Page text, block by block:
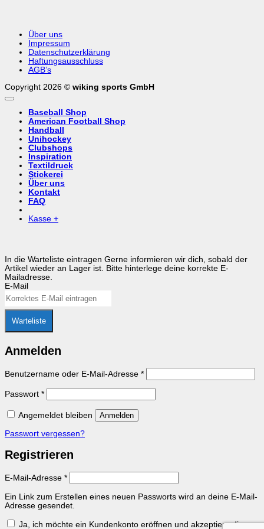
Über uns
Impressum
Datenschutzerklärung
Haftungsausschluss
AGB’s
Copyright 2026 © wiking sports GmbH
Baseball Shop
American Football Shop
Handball
Unihockey
Clubshops
Inspiration
Textildruck
Stickerei
Über uns
Kontakt
FAQ
Kasse +
In die Warteliste eintragen Gerne informieren wir dich, sobald der
Artikel wieder an Lager ist. Bitte hinterlege deine korrekte E-
Mailadresse.
E-Mail
Warteliste
Anmelden
Benutzername oder E-Mail-Adresse *Erforderlich
Passwort *Erforderlich
Angemeldet bleiben Anmelden
Passwort vergessen?
Registrieren
E-Mail-Adresse *Erforderlich
Ein Link zum Erstellen eines neuen Passworts wird an deine E-Mail-
Adresse gesendet.
Ja, ich möchte ein Kundenkonto eröffnen und akzeptiere die